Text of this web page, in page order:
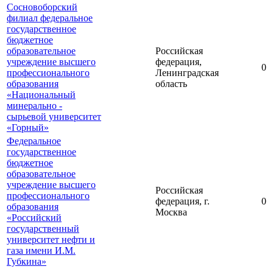
Сосновоборский
филиал федеральное
государственное
бюджетное
образовательное
учреждение высшего
профессионального
образования
«Национальный
минерально -
сырьевой университет
«Горный»
Российская
федерация,
Ленинградская
область
0
Федеральное
государственное
бюджетное
образовательное
учреждение высшего
профессионального
образования
«Российский
государственный
университет нефти и
газа имени И.М.
Губкина»
Российская
федерация, г.
Москва
0